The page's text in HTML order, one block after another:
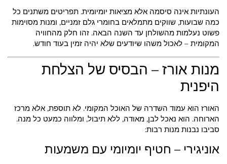
העונתיות אינה סיסמה אלא מציאות יומיומית. תפריטים משתנים כל
כמה שבועות, שווקים מתמלאים בחומרי גלם זמניים, ומנות מסוימות
פשוט נעלמות מהשולחן עד השנה הבאה. זהו חלק מהחוויה
המקומית – לאכול משהו שיודעים שלא יהיה זמין בעוד חודש.
מנות אורז – הבסיס של הצלחת
היפנית
האורז הוא עמוד השדרה של האוכל המקומי. לא תוספת, אלא מרכז
הארוחה. הוא נאכל לבן, מאודה, ללא תיבול, ומלווה כמעט כל מנה.
סביבו נבנות מנות רבות:
אוניגירי – חטיף יומיומי עם משמעות